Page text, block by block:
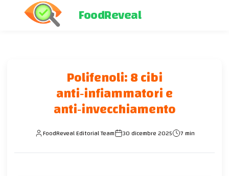
FoodReveal
Polifenoli: 8 cibi
anti‑infiammatori e
anti‑invecchiamento
FoodReveal Editorial Team 30 dicembre 2025 7 min